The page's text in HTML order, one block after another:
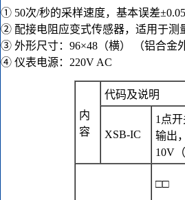
① 50次/秒的采样速度，基本误差
② 配接电阻应变式传感器，适用于测
③ 外形尺寸：96×48（横） （铝合金
④ 仪表电源：220V AC
内
容
代码及说明
XSB-IC
1点
输出
10V
□□